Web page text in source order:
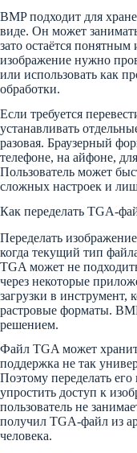
BMP подходит для
виде. Он может
зато остаётся
изображение нужно
или использовать как
обработки.
Если требуется
устанавливать
разовая. Браузерный
телефоне, на айфоне,
Пользователь может
сложных настроек и
Как переделать TGA-
Переделать
когда текущий тип
TGA может не
через некоторые
загрузки в инструмент,
растровые форматы.
решением.
Файл TGA может
поддержка не так
Поэтому переделать
упростить доступ к
пользователь не
получил TGA-файл из
человека.